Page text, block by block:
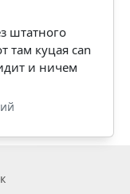
штатного
там куцая can
и ничем